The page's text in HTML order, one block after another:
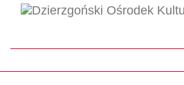
biblioteka.php